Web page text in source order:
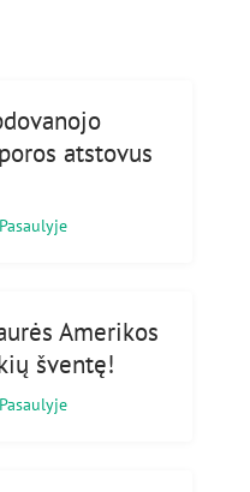
atstovus
Amerikos
šventę!